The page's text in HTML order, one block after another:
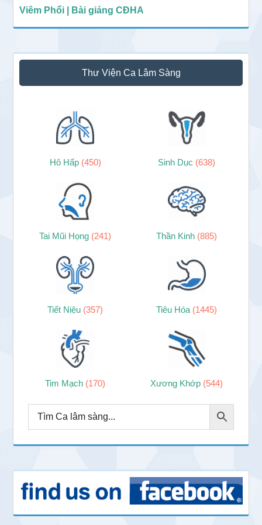
Viêm Phổi | Bài giảng CĐHA
Thư Viện Ca Lâm Sàng
Hô Hấp (450) Sinh Dục (638)
Tai Mũi Họng (241) Thần Kinh (885)
Tiết Niệu (357) Tiêu Hóa (1445)
Tim Mạch (170) Xương Khớp (544)